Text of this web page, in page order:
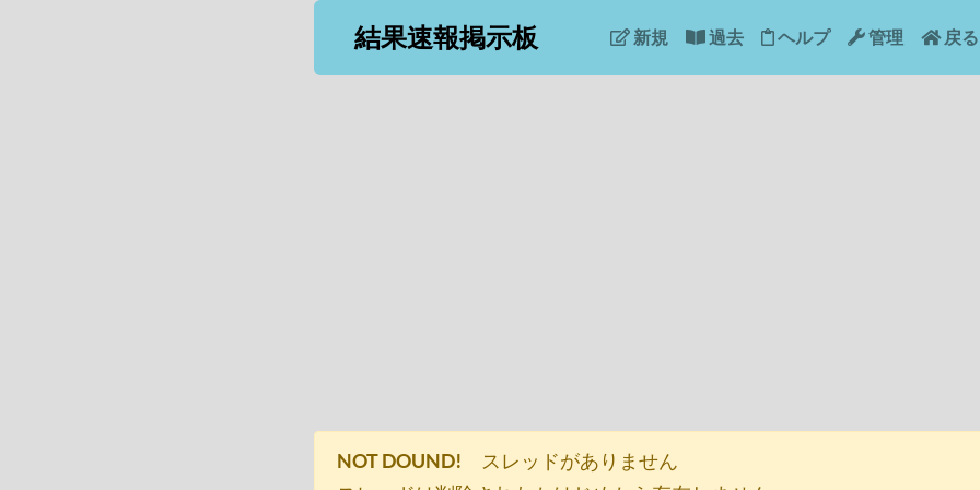
結果速報掲示板 新規 過去 ヘルプ 管理 戻る
NOT DOUND! スレッドがありません